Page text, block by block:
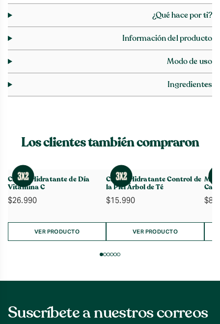
¿Qué hace por ti?
Información del producto
Modo de uso
Ingredientes
Los clientes también compraron
Crema Hidratante de Día
Vitamina C
$26.990
VER PRODUCTO
Crema Hidratante Control de
la Piel Árbol de Té
$15.990
VER PRODUCTO
$
Suscríbete a nuestros correos